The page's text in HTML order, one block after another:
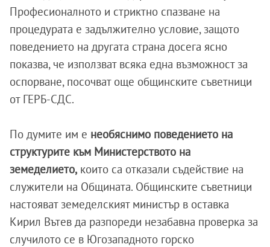
Професионалното и стриктно спазване на
процедурата е задължително условие, защото
поведението на другата страна досега ясно
показва, че използват всяка една възможност за
оспорване, посочват още общинските съветници
от ГЕРБ-СДС.
По думите им е необяснимо поведението на
структурите към Министерството на
земеделието, които са отказали съдействие на
служители на Общината. Общинските съветници
настояват земеделският министър в оставка
Кирил Вътев да разпореди незабавна проверка за
случилото се в Югозападното горско